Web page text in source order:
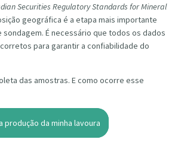
Securities Regulatory Standards for Mineral
geográfica é a etapa mais importante
É necessário que todos os dados
para garantir a confiabilidade do
das amostras. E como ocorre esse
produção da minha lavoura